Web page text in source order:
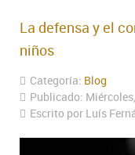
La defensa y el
niños
Categoría: Blog
Publicado:
Escrito por Luís